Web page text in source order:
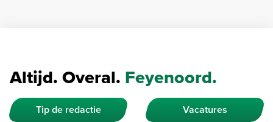
Altijd. Overal. Feyenoord.
Tip de redactie Vacatures